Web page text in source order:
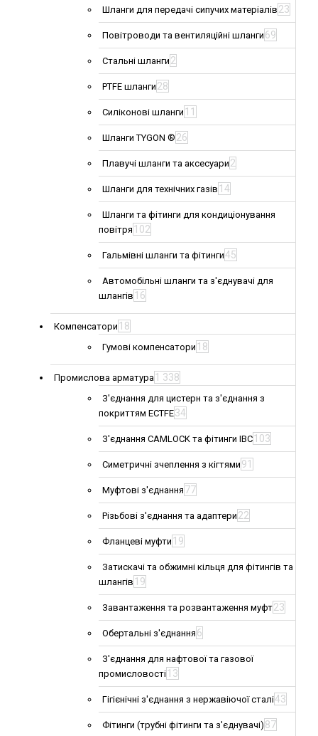
Шланги для передачі сипучих матеріалів 23
Повітроводи та вентиляційні шланги 69
Стальні шланги 2
PTFE шланги 28
Силіконові шланги 11
Шланги TYGON ® 26
Плавучі шланги та аксесуари 2
Шланги для технічних газів 14
Шланги та фітинги для кондиціонування
повітря 102
Гальмівні шланги та фітинги45
Автомобільні шланги та з'єднувачі для
шлангів 16
Компенсатори 18
Гумові компенсатори 18
Промислова арматура 1 338
З'єднання для цистерн та з'єднання з
покриттям ECTFE34
З'єднання CAMLOCK та фітинги IBC 103
Симетричні зчеплення з кігтями 91
Муфтові з'єднання 77
Різьбові з'єднання та адаптери 22
Фланцеві муфти 19
Затискачі та обжимні кільця для фітингів та
шлангів 19
Завантаження та розвантаження муфт23
Обертальні з'єднання 6
З'єднання для нафтової та газової
промисловості 13
Гігієнічні з'єднання з нержавіючої сталі43
Фітинги (трубні фітинги та з'єднувачі) 87